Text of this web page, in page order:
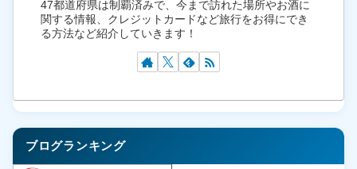
47都道府県は制覇済みで、今まで訪れた場所やお酒に
関する情報、クレジットカードなど旅行をお得にでき
る方法など紹介していきます！
ブログランキング